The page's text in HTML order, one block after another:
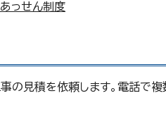
っせん制度
の見積を依頼します。電話で